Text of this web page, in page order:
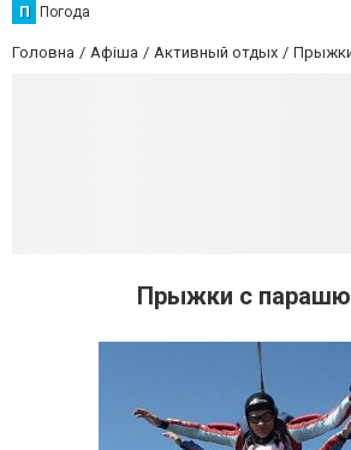
П Погода
Головна Афіша Активный отдых
Прыжки с